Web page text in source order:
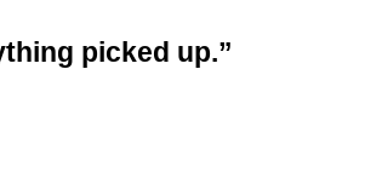
picked up.”